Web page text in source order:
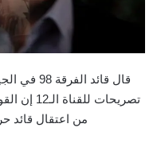
قال قائد
تصريحات
من اعتقال قائد